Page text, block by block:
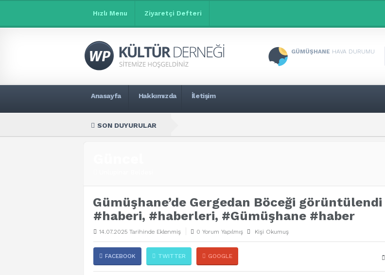
Hızlı Menu Ziyaretçi Defteri
GÜMÜŞHANE HAVA DURUMU
Anasayfa Hakkımızda İletişim
SON DUYURULAR
Gümüşhane’de Gergedan Böceği görüntülendi
#haberi, #haberleri, #Gümüşhane #haber
14.07.2025 Tarihinde Eklenmiş 0 Yorum Yapılmış Kişi Okumuş
FACEBOOK TWITTER GOOGLE -